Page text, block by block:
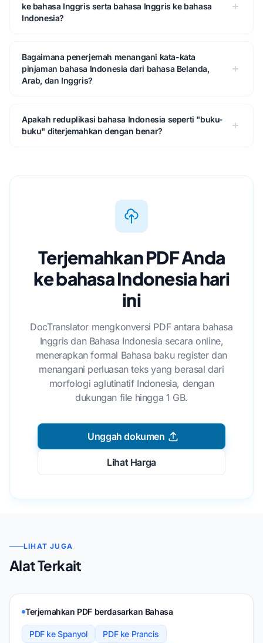
ke bahasa Inggris serta bahasa Inggris ke bahasa
Indonesia?
Bagaimana penerjemah menangani kata-kata
pinjaman bahasa Indonesia dari bahasa Belanda,
Arab, dan Inggris?
Apakah reduplikasi bahasa Indonesia seperti "buku-
buku" diterjemahkan dengan benar?
Terjemahkan PDF Anda
ke bahasa Indonesia hari
ini
DocTranslator mengkonversi PDF antara bahasa
Inggris dan Bahasa Indonesia secara online,
menerapkan formal Bahasa baku register dan
menangani perluasan teks yang berasal dari
morfologi aglutinatif Indonesia, dengan
dukungan file hingga 1 GB.
Unggah dokumen
Lihat Harga
LIHAT JUGA
Alat Terkait
Terjemahkan PDF berdasarkan Bahasa
PDF ke Spanyol
PDF ke Prancis